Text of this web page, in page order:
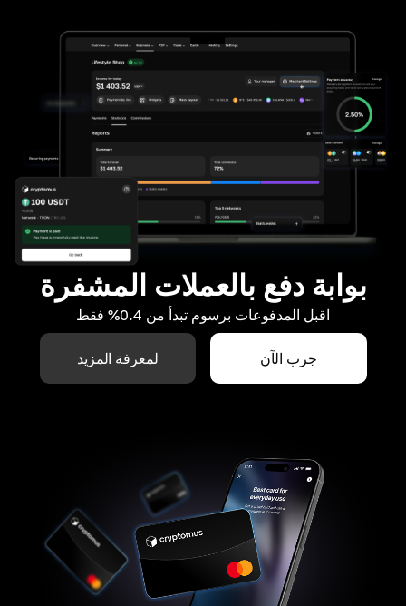
بوابة دفع بالعملات المشفرة
اقبل المدفوعات برسوم تبدأ من 0.4% فقط
جرب الآن لمعرفة المزيد